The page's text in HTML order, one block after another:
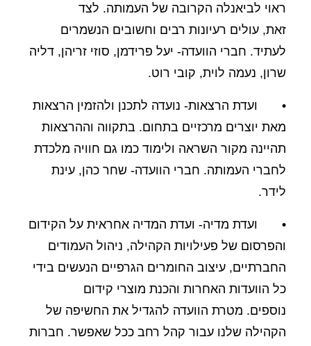
ראוי לביאנלה הקרובה של העמותה. לצד
זאת, עולים רעיונות רבים וחשובים הנשמרים
לעתיד. חברי הוועדה- יעל פרידמן, סוזי זריהן, דליה
שרון, נעמה לוית, קובי רוט.
• ועדת הרצאות- נועדה לתכנן ולהזמין הרצאות
מאת יוצרים מרכזיים בתחום. בתקווה וההרצאות
תהיינה מקור השראה ולימוד כמו גם חוויה מלכדת
לחברי העמותה. חברי הוועדה- שחר כהן, עינת
לידר.
• ועדת מדיה- ועדת המדיה אחראית על הקידום
והפרסום של פעילויות הקהילה, ניהול העמודים
החברתיים, עיצוב החומרים הגרפיים הנעשים בידי
כל הוועדות האחרות והכנת מוצרי קידום
נוספים. מטרת הוועדה להגדיל את החשיפה של
הקהילה שלנו עבור קהל רחב ככל שאפשר. חברות